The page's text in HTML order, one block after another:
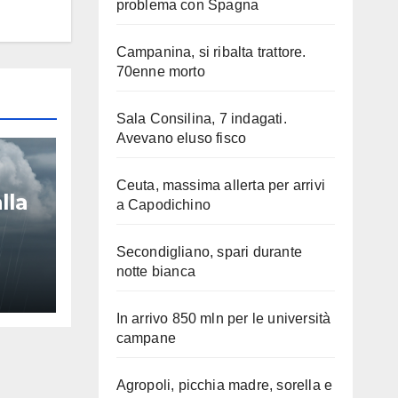
problema con Spagna
Campanina, si ribalta trattore.
70enne morto
Sala Consilina, 7 indagati.
Avevano eluso fisco
Ceuta, massima allerta per arrivi
a Capodichino
Secondigliano, spari durante
notte bianca
In arrivo 850 mln per le università
campane
Agropoli, picchia madre, sorella e